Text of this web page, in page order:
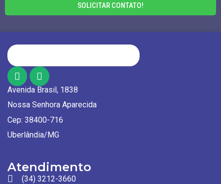
SOLICITAR CONTATO!
Avenida Brasil, 1838
Nossa Senhora Aparecida
Cep: 38400-716
Uberlândia/MG
Atendimento
(34) 3212-3660